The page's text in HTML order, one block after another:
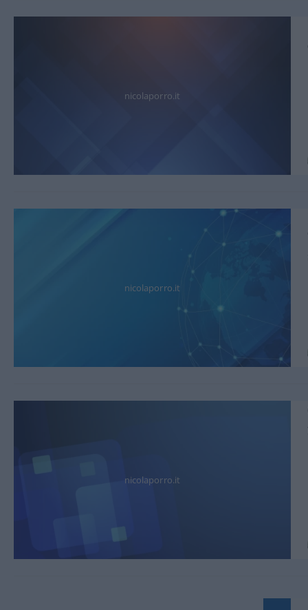
nicolaporro.it
nicolaporro.it
nicolaporro.it